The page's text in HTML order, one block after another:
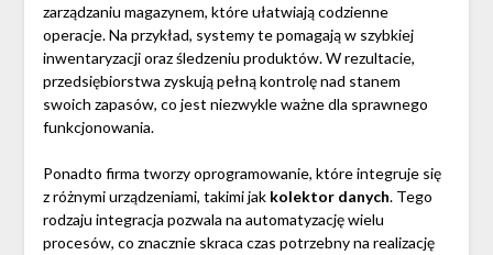
zarządzaniu magazynem, które ułatwiają codzienne
operacje. Na przykład, systemy te pomagają w szybkiej
inwentaryzacji oraz śledzeniu produktów. W rezultacie,
przedsiębiorstwa zyskują pełną kontrolę nad stanem
swoich zapasów, co jest niezwykle ważne dla sprawnego
funkcjonowania.
Ponadto firma tworzy oprogramowanie, które integruje się
z różnymi urządzeniami, takimi jak kolektor danych. Tego
rodzaju integracja pozwala na automatyzację wielu
procesów, co znacznie skraca czas potrzebny na realizację